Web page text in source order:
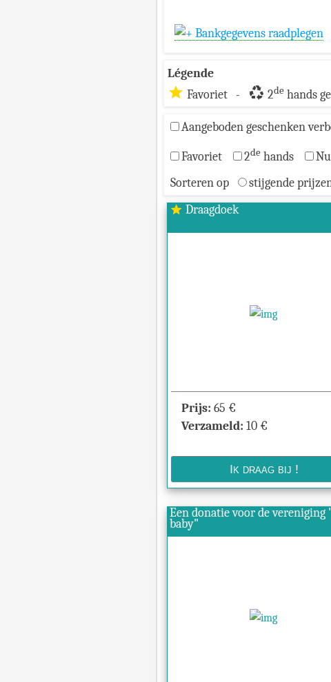
Bankgegevens raadplegen
Légende
star Favoriet - recycling 2de hands
Aangeboden geschenken
Favoriet 2de hands
Sorteren op
stijgende
star Draagdoek
Prijs: 65 €
Verzameld: 10 €
Een donatie voor de vereniging "O-
baby"